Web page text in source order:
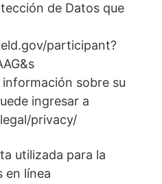
de Datos que
participant?
sobre su
ingresar a
privacy/
utilizada para la
en línea